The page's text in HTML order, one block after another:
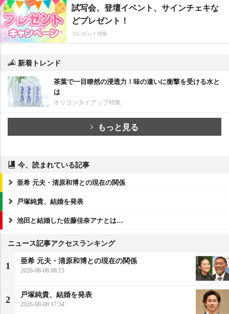
試写会、登壇イベント、サインチェキな
どプレゼント！
プレゼント特集
新着トレンド
茶葉で一目瞭然の浸透力！味の違いに衝撃を受ける水と
は
オリコンタイアップ特集
もっと見る
今、読まれている記事
亜希 元夫・清原和博との現在の関係
戸塚純貴、結婚を発表
池田と結婚した佐藤佳奈アナとは…
ニュース記事アクセスランキング
1
亜希 元夫・清原和博との現在の関係
2026-08-08 08:15
2
戸塚純貴、結婚を発表
2026-08-08 17:54